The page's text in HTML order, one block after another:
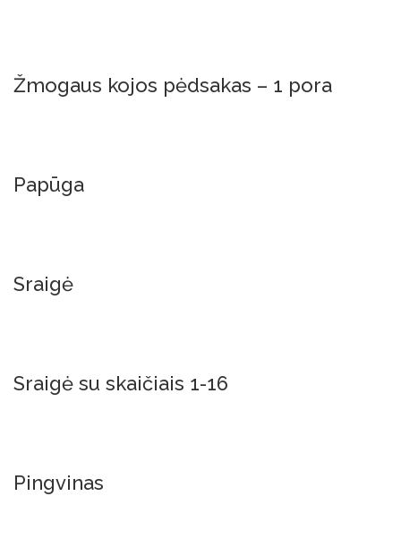
Žmogaus kojos pėdsakas – 1 pora
Papūga
Sraigė
Sraigė su skaičiais 1-16
Pingvinas